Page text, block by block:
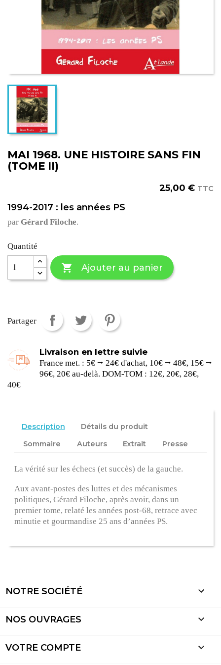
MAI 1968. UNE HISTOIRE SANS FIN
(TOME II)
25,00 € TTC
1994-2017 : les années PS
par Gérard Filoche.
Quantité
 Ajouter au panier
Partager
Livraison en lettre suivie
France met. : 5€ ⭢ 24€ d'achat, 10€ ⭢ 48€, 15€ ⭢
96€, 20€ au-delà. DOM-TOM : 12€, 20€, 28€,
40€
Description
Détails du produit
Sommaire
Auteurs Extrait Presse
La vérité sur les échecs (et succès) de la gauche.
Aux avant-postes des luttes et des mécanismes
politiques, Gérard Filoche, après avoir, dans un
premier tome, relaté les années post-68, retrace avec
minutie et gourmandise 25 ans d’années PS.
NOTRE SOCIÉTÉ 
NOS OUVRAGES 
VOTRE COMPTE 